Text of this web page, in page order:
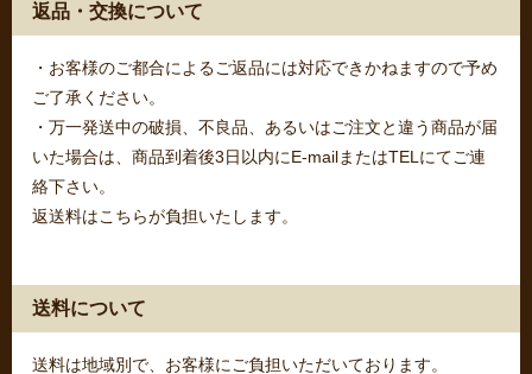
返品・交換について
・お客様のご都合によるご返品には対応できかねますので予め
ご了承ください。
・万一発送中の破損、不良品、あるいはご注文と違う商品が届
いた場合は、商品到着後3日以内にE-mailまたはTELにてご連
絡下さい。
返送料はこちらが負担いたします。
送料について
送料は地域別で、お客様にご負担いただいております。